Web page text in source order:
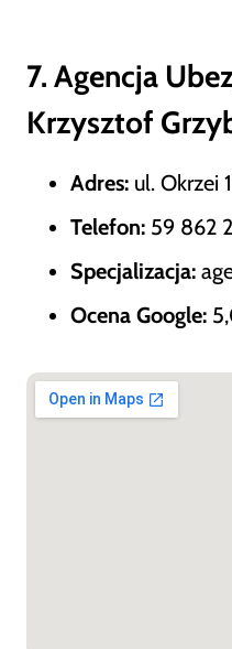
7. Agencja
Krzysztof
Adres: ul. Okrzei
Telefon: 59 862
Specjalizacja:
Ocena Google: